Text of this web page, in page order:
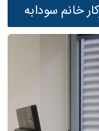
خانم سودابه